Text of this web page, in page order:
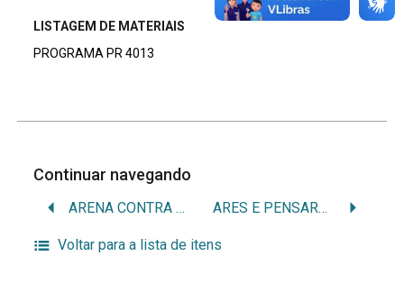
LISTAGEM DE MATERIAIS
PROGRAMA PR 4013
Continuar navegando
ARENA CONTRA ARENA: 50 ANOS ARES E PENSARES
Voltar para a lista de itens